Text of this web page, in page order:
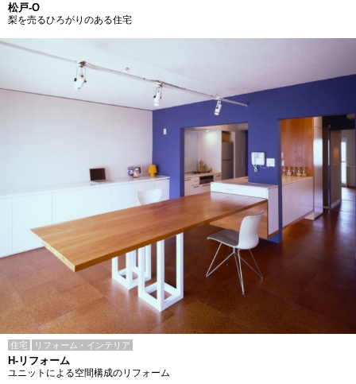
松戸-O
梨を売るひろがりのある住宅
住宅 リフォーム・インテリア
H-リフォーム
ユニットによる空間構成のリフォーム